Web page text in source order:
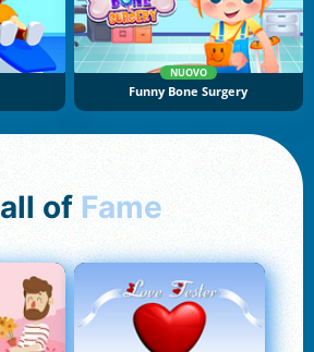
NUOVO
Funny Bone Surgery
Hall of Fame